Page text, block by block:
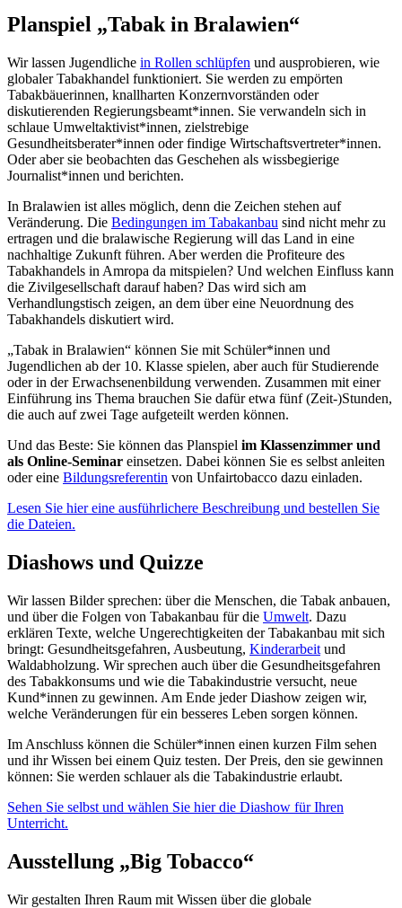
Planspiel „Tabak in Bralawien“
Wir lassen Jugendliche in Rollen schlüpfen und ausprobieren, wie
globaler Tabakhandel funktioniert. Sie werden zu empörten
Tabakbäuerinnen, knallharten Konzernvorständen oder
diskutierenden Regierungsbeamt*innen. Sie verwandeln sich in
schlaue Umweltaktivist*innen, zielstrebige
Gesundheitsberater*innen oder findige Wirtschaftsvertreter*innen.
Oder aber sie beobachten das Geschehen als wissbegierige
Journalist*innen und berichten.
In Bralawien ist alles möglich, denn die Zeichen stehen auf
Veränderung. Die Bedingungen im Tabakanbau sind nicht mehr zu
ertragen und die bralawische Regierung will das Land in eine
nachhaltige Zukunft führen. Aber werden die Profiteure des
Tabakhandels in Amropa da mitspielen? Und welchen Einfluss kann
die Zivilgesellschaft darauf haben? Das wird sich am
Verhandlungstisch zeigen, an dem über eine Neuordnung des
Tabakhandels diskutiert wird.
„Tabak in Bralawien“ können Sie mit Schüler*innen und
Jugendlichen ab der 10. Klasse spielen, aber auch für Studierende
oder in der Erwachsenenbildung verwenden. Zusammen mit einer
Einführung ins Thema brauchen Sie dafür etwa fünf (Zeit-)Stunden,
die auch auf zwei Tage aufgeteilt werden können.
Und das Beste: Sie können das Planspiel im Klassenzimmer und
als Online-Seminar einsetzen. Dabei können Sie es selbst anleiten
oder eine Bildungsreferentin von Unfairtobacco dazu einladen.
Lesen Sie hier eine ausführlichere Beschreibung und bestellen Sie
die Dateien.
Diashows und Quizze
Wir lassen Bilder sprechen: über die Menschen, die Tabak anbauen,
und über die Folgen von Tabakanbau für die Umwelt. Dazu
erklären Texte, welche Ungerechtigkeiten der Tabakanbau mit sich
bringt: Gesundheitsgefahren, Ausbeutung, Kinderarbeit und
Waldabholzung. Wir sprechen auch über die Gesundheitsgefahren
des Tabakkonsums und wie die Tabakindustrie versucht, neue
Kund*innen zu gewinnen. Am Ende jeder Diashow zeigen wir,
welche Veränderungen für ein besseres Leben sorgen können.
Im Anschluss können die Schüler*innen einen kurzen Film sehen
und ihr Wissen bei einem Quiz testen. Der Preis, den sie gewinnen
können: Sie werden schlauer als die Tabakindustrie erlaubt.
Sehen Sie selbst und wählen Sie hier die Diashow für Ihren
Unterricht.
Ausstellung „Big Tobacco“
Wir gestalten Ihren Raum mit Wissen über die globale